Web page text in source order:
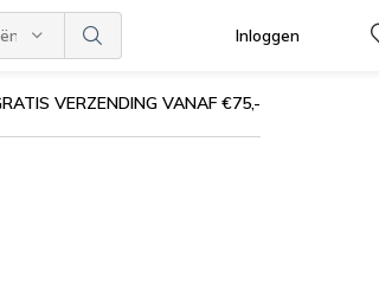
Inloggen
VERZENDING VANAF €75,-